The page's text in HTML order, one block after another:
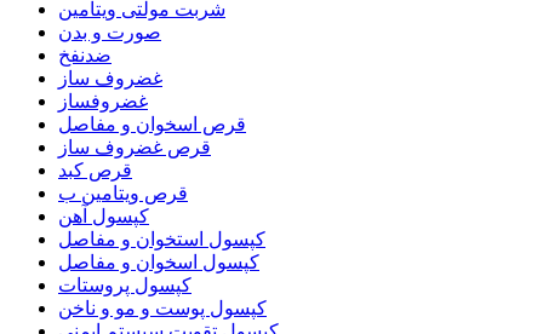
شربت مولتی ویتامین
صورت و بدن
ضدنفخ
غضروف ساز
غضروفساز
قرص اسخوان و مفاصل
قرص غضروف ساز
قرص کبد
قرص ویتامین ب
کپسول آهن
کپسول استخوان و مفاصل
کپسول اسخوان و مفاصل
کپسول پروستات
کپسول پوست و مو و ناخن